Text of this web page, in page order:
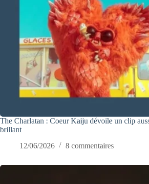
The Charlatan : Coeur Kaiju dévoile un clip
brillant
12/06/2026
8 commentaires